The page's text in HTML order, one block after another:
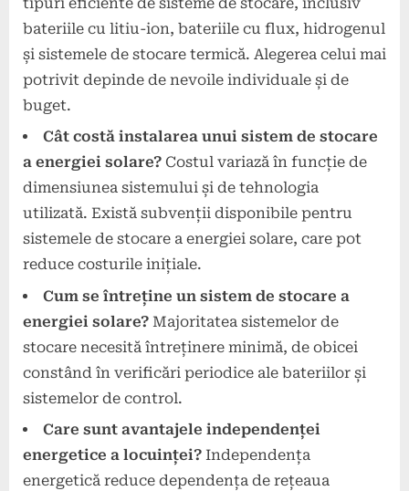
bateriile cu litiu-ion, bateriile cu flux, hidrogenul
și sistemele de stocare termică. Alegerea celui mai
potrivit depinde de nevoile individuale și de
buget.
Cât costă instalarea unui sistem de stocare
a energiei solare? Costul variază în funcție de
dimensiunea sistemului și de tehnologia
utilizată. Există subvenții disponibile pentru
sistemele de stocare a energiei solare, care pot
reduce costurile inițiale.
Cum se întreține un sistem de stocare a
energiei solare? Majoritatea sistemelor de
stocare necesită întreținere minimă, de obicei
constând în verificări periodice ale bateriilor și
sistemelor de control.
Care sunt avantajele independenței
energetice a locuinței? Independența
energetică reduce dependența de rețeaua